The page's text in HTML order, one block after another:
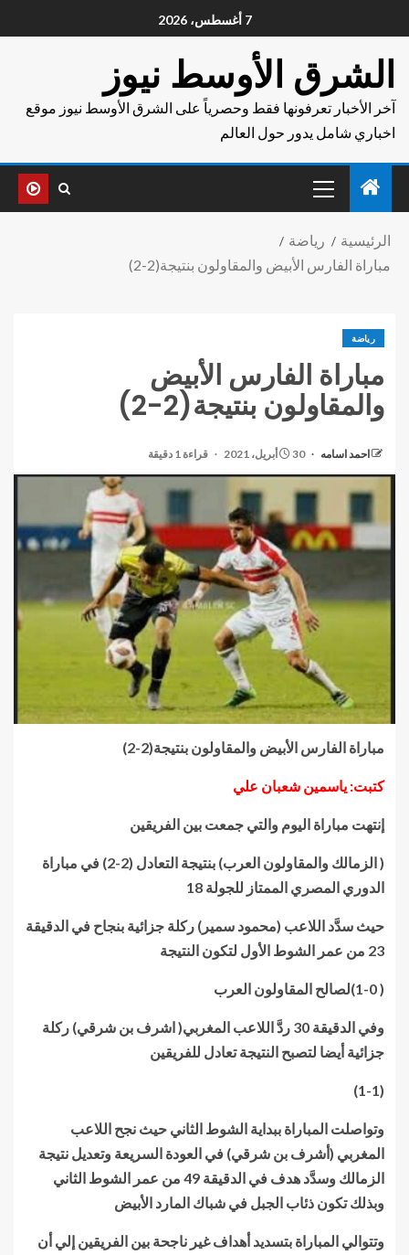
7 أغسطس، 2026
الشرق الأوسط نيوز
آخر الأخبار تعرفونها فقط وحصرياً على الشرق الأوسط نيوز موقع
اخباري شامل يدور حول العالم
الرئيسية
رياضة
مباراة الفارس الأبيض والمقاولون بنتيجة(2-2)
رياضة
مباراة الفارس الأبيض
والمقاولون بنتيجة(2-2)
احمد اسامه 30 أبريل، 2021 قراءة 1 دقيقة
مباراة الفارس الأبيض والمقاولون بنتيجة(2-2)
كتبت: ياسمين شعبان علي
إنتهت مباراة اليوم والتي جمعت بين الفريقين
( الزمالك والمقاولون العرب) بنتيجة التعادل (2-2) في مباراة
الدوري المصري الممتاز للجولة 18
حيث سدَّد اللاعب (محمود سمير) ركلة جزائية بنجاح في الدقيقة
23 من عمر الشوط الأول لتكون النتيجة
( 1-0)لصالح المقاولون العرب
وفي الدقيقة 30 ردَّ اللاعب المغربي( اشرف بن شرقي) ركلة
جزائية أيضا لتصبح النتيجة تعادل للفريقين
(1-1)
وتواصلت المباراة ببداية الشوط الثاني حيث نجح اللاعب
المغربي (أشرف بن شرقي) في العودة السريعة وتعديل نتيجة
الزمالك وسدَّد هدف في الدقيقة 49 من عمر الشوط الثاني
وبذلك تكون ذئاب الجبل في شباك المارد الأبيض
وتتوالي المباراة بتسديد أهداف غير ناجحة بين الفريقين إلي أن